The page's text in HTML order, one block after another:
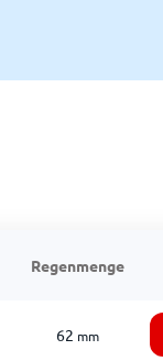
Regenmenge
62 mm